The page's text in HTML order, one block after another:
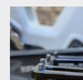
Pembree D3A Large -
gripem
Pembree D3A Large